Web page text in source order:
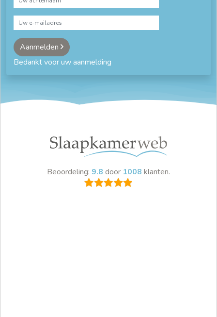
Aanmelden
Bedankt voor uw aanmelding
Beoordeling: 9.8 door 1008 klanten.